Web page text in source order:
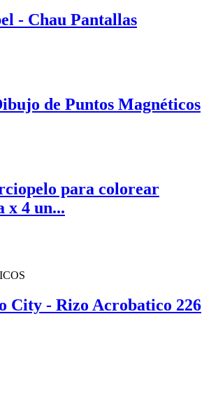
- Chau Pantallas
de Puntos Magnéticos
para colorear
x 4 un...
City - Rizo Acrobatico 226